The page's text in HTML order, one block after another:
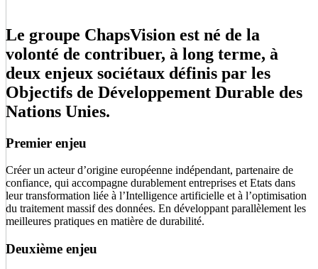
Le groupe ChapsVision est né de la
volonté de contribuer, à long terme, à
deux enjeux sociétaux définis par les
Objectifs de Développement Durable des
Nations Unies.
Premier enjeu
Créer un acteur d’origine européenne indépendant, partenaire de
confiance, qui accompagne durablement entreprises et Etats dans
leur transformation liée à l’Intelligence artificielle et à l’optimisation
du traitement massif des données. En développant parallèlement les
meilleures pratiques en matière de durabilité.
Deuxième enjeu